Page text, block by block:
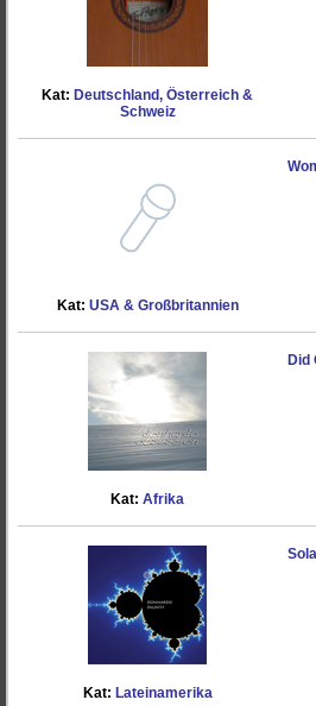
Kat: Deutschland, Österreich &
Schweiz
Kat: USA & Großbritannien
Kat: Afrika
Did
Kat: Lateinamerika